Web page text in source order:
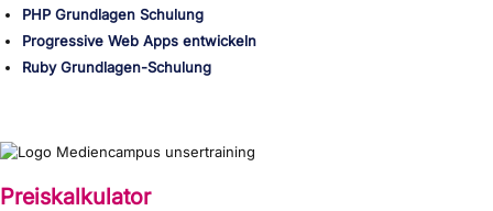
PHP Grundlagen Schulung
Progressive Web Apps entwickeln
Ruby Grundlagen-Schulung
Preiskalkulator